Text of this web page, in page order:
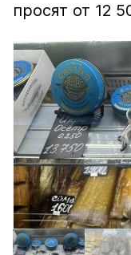
просят от 12